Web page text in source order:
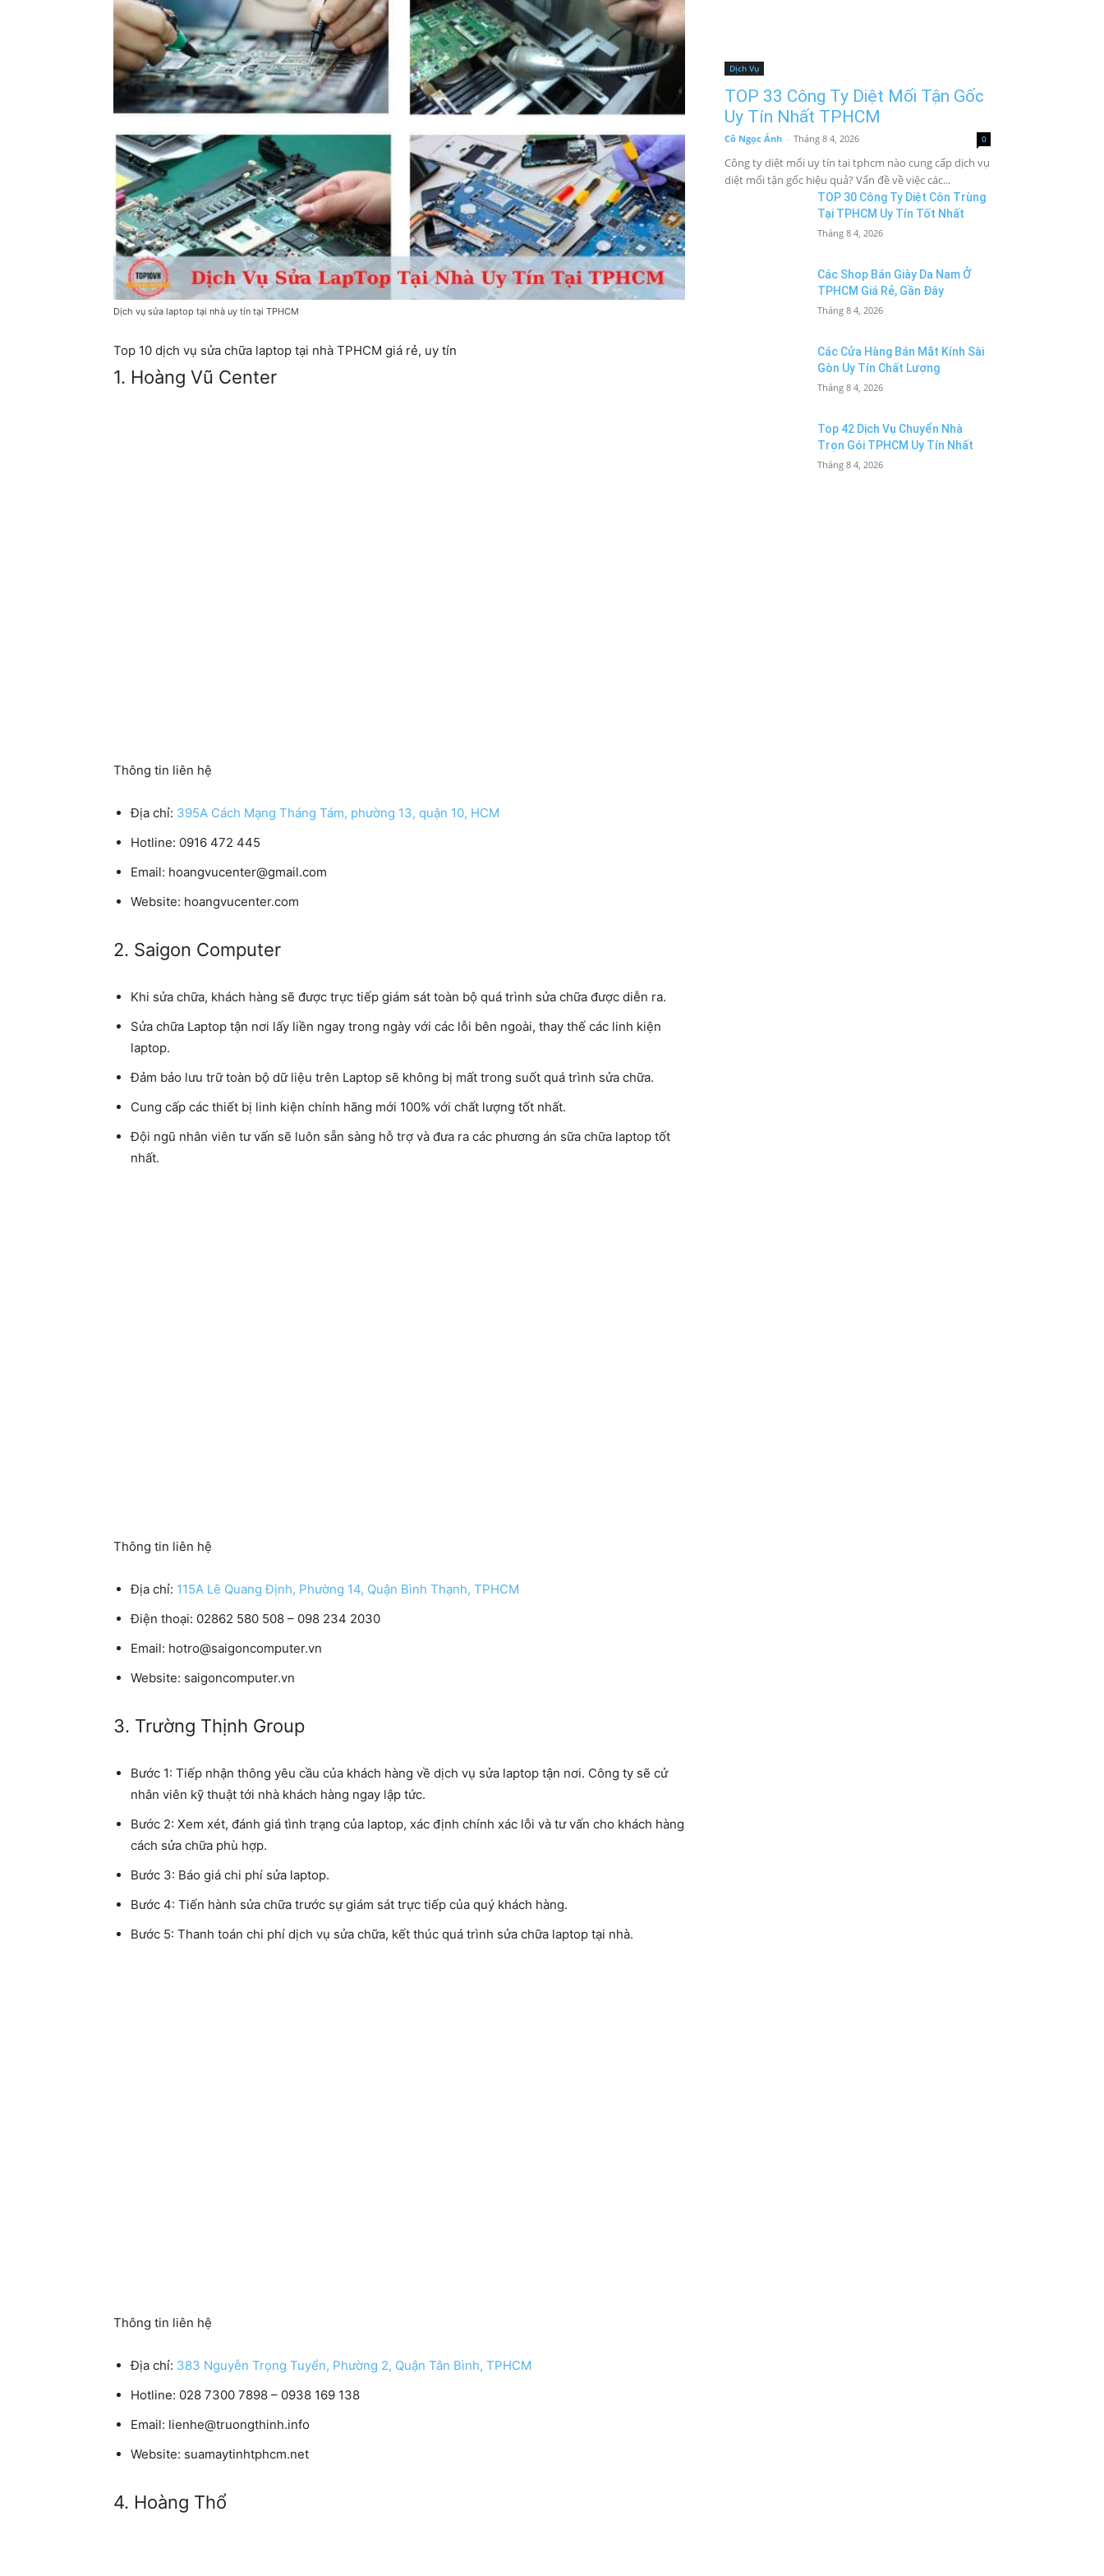
Dịch vụ sửa laptop tại nhà uy tín tại TPHCM
Top 10 dịch vụ sửa chữa laptop tại nhà TPHCM giá rẻ, uy tín
1. Hoàng Vũ Center
Thông tin liên hệ
Địa chỉ: 395A Cách Mạng Tháng Tám, phường 13, quận 10, HCM
Hotline: 0916 472 445
Email: hoangvucenter@gmail.com
Website: hoangvucenter.com
2. Saigon Computer
Khi sửa chữa, khách hàng sẽ được trực tiếp giám sát toàn bộ quá trình sửa chữa được diễn ra.
Sửa chữa Laptop tận nơi lấy liền ngay trong ngày với các lỗi bên ngoài, thay thế các linh kiện
laptop.
Đảm bảo lưu trữ toàn bộ dữ liệu trên Laptop sẽ không bị mất trong suốt quá trình sửa chữa.
Cung cấp các thiết bị linh kiện chính hãng mới 100% với chất lượng tốt nhất.
Đội ngũ nhân viên tư vấn sẽ luôn sẵn sàng hỗ trợ và đưa ra các phương án sữa chữa laptop tốt
nhất.
Thông tin liên hệ
Địa chỉ: 115A Lê Quang Định, Phường 14, Quận Bình Thạnh, TPHCM
Điện thoại: 02862 580 508 – 098 234 2030
Email: hotro@saigoncomputer.vn
Website: saigoncomputer.vn
3. Trường Thịnh Group
Bước 1: Tiếp nhận thông yêu cầu của khách hàng về dịch vụ sửa laptop tận nơi. Công ty sẽ cử
nhân viên kỹ thuật tới nhà khách hàng ngay lập tức.
Bước 2: Xem xét, đánh giá tình trạng của laptop, xác định chính xác lỗi và tư vấn cho khách hàng
cách sửa chữa phù hợp.
Bước 3: Báo giá chi phí sửa laptop.
Bước 4: Tiến hành sửa chữa trước sự giám sát trực tiếp của quý khách hàng.
Bước 5: Thanh toán chi phí dịch vụ sửa chữa, kết thúc quá trình sửa chữa laptop tại nhà.
Thông tin liên hệ
Địa chỉ: 383 Nguyễn Trọng Tuyển, Phường 2, Quận Tân Bình, TPHCM
Hotline: 028 7300 7898 – 0938 169 138
Email: lienhe@truongthinh.info
Website: suamaytinhtphcm.net
4. Hoàng Thổ
Dịch Vụ
TOP 33 Công Ty Diệt Mối Tận Gốc
Uy Tín Nhất TPHCM
Cô Ngọc Ánh - Tháng 8 4, 2026 0
Công ty diệt mối uy tín tại tphcm nào cung cấp dịch vụ
diệt mối tận gốc hiệu quả? Vấn đề về việc các...
TOP 30 Công Ty Diệt Côn Trùng
Tại TPHCM Uy Tín Tốt Nhất
Tháng 8 4, 2026
Các Shop Bán Giày Da Nam Ở
TPHCM Giá Rẻ, Gần Đây
Tháng 8 4, 2026
Các Cửa Hàng Bán Mắt Kính Sài
Gòn Uy Tín Chất Lượng
Tháng 8 4, 2026
Top 42 Dịch Vụ Chuyển Nhà
Trọn Gói TPHCM Uy Tín Nhất
Tháng 8 4, 2026